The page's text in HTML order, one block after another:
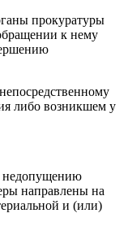
прокуратуры
к нему
либо возникшем у
недопущению
направлены на
и (или)